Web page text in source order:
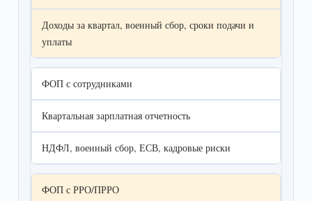
Доходы за квартал, военный сбор, сроки подачи и
уплаты
ФОП с сотрудниками
Квартальная зарплатная отчетность
НДФЛ, военный сбор, ЕСВ, кадровые риски
ФОП с РРО/ПРРО